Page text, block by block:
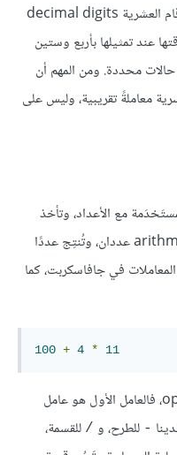
تمثيل الثابت باي π بعدد محدود من الأرقام العشرية decimal digits
عند تمثيلها بأربع وستين
محددة. ومن المهم أن
معاملةً تقريبية، وليس على
مع الأعداد، وتأخذ
المعاملات الحسابية arithmetic operations عددان، وتُنتِج عددًا
في جافاسكربت، كما
100 + 4 * 11
بالعوامل operators، فالعامل الأول هو عامل
- للطرح، و / للقسمة،